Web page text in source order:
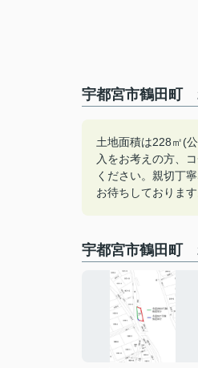
宇都宮市鶴田町
土地面積は228㎡(
入をお考えの方、
ください。親切丁
お待ちしております
宇都宮市鶴田町